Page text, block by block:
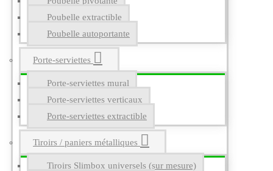
Poubelle extractible
Poubelle autoportante
Porte-serviettes
Porte-serviettes mural
Porte-serviettes verticaux
Porte-serviettes extractible
Tiroirs / paniers métalliques
Tiroirs Slimbox universels (sur mesure)